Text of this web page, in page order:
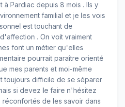
à Pardiac depuis 8 mois . Ils y
familial et je les vois
est touchant de
. On voit vraiment
font un métier qu'elles
pourrait paraître orienté
mes parents et moi-même
toujours difficile de se séparer
si devez le faire n'hésitez
réconfortés de les savoir dans